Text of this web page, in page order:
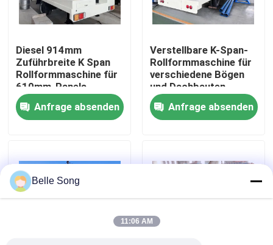
Fabrik-Ausflug
Qualitätskontrolle
Treten Sie mit uns in Verbindung
Nachrichten
Fälle
Deckungsblattrolle, die Maschine bildet
Diesel 914mm
Zuführbreite K Span
Rollformmaschine für
610mm-Panels
Anfrage absenden
Verstellbare K-Span-
Rollformmaschine für
verschiedene Bögen
und Dachbauten
Anfrage absenden
Belle Song
11:06 AM